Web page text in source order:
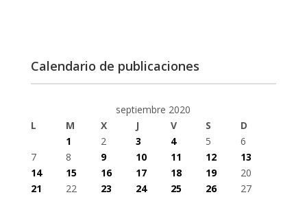
Calendario de publicaciones
septiembre 2020
L
M X J V S
D
1
2 3 4 5
6
7
8 9 10 11 12
13
14
15 16 17 18 19
20
21
22 23 24 25 26
27